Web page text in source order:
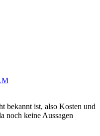
bekannt ist, also Kosten und
noch keine Aussagen